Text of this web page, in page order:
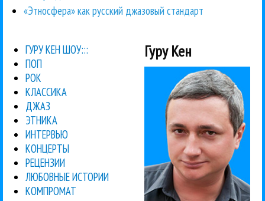
«Этносфера» как русский джазовый стандарт
ГУРУ КЕН ШОУ:::
ПОП
РОК
КЛАССИКА
ДЖАЗ
ЭТНИКА
ИНТЕРВЬЮ
КОНЦЕРТЫ
РЕЦЕНЗИИ
ЛЮБОВНЫЕ ИСТОРИИ
КОМПРОМАТ
Гуру Кен